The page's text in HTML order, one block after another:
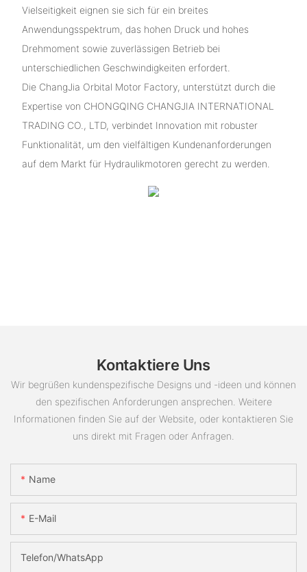
Vielseitigkeit eignen sie sich für ein breites
Anwendungsspektrum, das hohen Druck und hohes
Drehmoment sowie zuverlässigen Betrieb bei
unterschiedlichen Geschwindigkeiten erfordert.
Die ChangJia Orbital Motor Factory, unterstützt durch die
Expertise von CHONGQING CHANGJIA INTERNATIONAL
TRADING CO., LTD, verbindet Innovation mit robuster
Funktionalität, um den vielfältigen Kundenanforderungen
auf dem Markt für Hydraulikmotoren gerecht zu werden.
Kontaktiere Uns
Wir begrüßen kundenspezifische Designs und -ideen und können
den spezifischen Anforderungen ansprechen. Weitere
Informationen finden Sie auf der Website, oder kontaktieren Sie
uns direkt mit Fragen oder Anfragen.
Name
E-Mail
Telefon/WhatsApp